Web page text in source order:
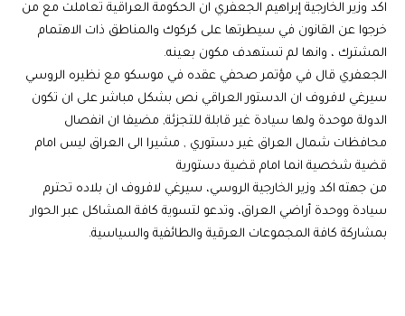
اكد وزير الخارجية إبراهيم الجعفري ان الحكومة العراقية تعاملت مع من
خرجوا عن القانون في سيطرتها على كركوك والمناطق ذات الاهتمام
المشترك ، وانها لم تستهدف مكون بعينه.
الجعفري قال في مؤتمر صحفي عقده في موسكو مع نظيره الروسي
سيرغي لافروف ان الدستور العراقي نص بشكل مباشر على ان تكون
الدولة موحدة ولها سيادة غير قابلة للتجزئة, مضيفا ان انفصال
محافظات شمال العراق غير دستوري , مشيرا الى العراق ليس امام
قضية شخصية انما امام قضية دستورية
من جهته اكد وزير الخارجية الروسي، سيرغي لافروف ان بلاده تحترم
سيادة ووحدة أراضي العراق، وتدعو لتسوية كافة المشاكل عبر الحوار
بمشاركة كافة المجموعات العرقية والطائفية والسياسية.